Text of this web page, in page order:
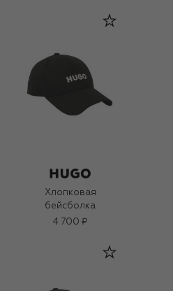
Хлопковая
бейсболка
4 700 ₽